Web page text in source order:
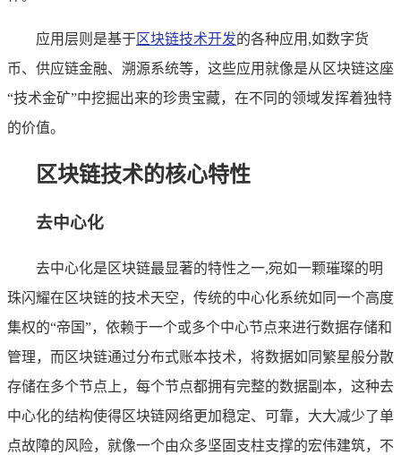
应用层则是基于区块链技术开发的各种应用,如数字货
币、供应链金融、溯源系统等，这些应用就像是从区块链这座
“技术金矿”中挖掘出来的珍贵宝藏，在不同的领域发挥着独特
的价值。
区块链技术的核心特性
去中心化
去中心化是区块链最显著的特性之一,宛如一颗璀璨的明
珠闪耀在区块链的技术天空，传统的中心化系统如同一个高度
集权的“帝国”，依赖于一个或多个中心节点来进行数据存储和
管理，而区块链通过分布式账本技术，将数据如同繁星般分散
存储在多个节点上，每个节点都拥有完整的数据副本，这种去
中心化的结构使得区块链网络更加稳定、可靠，大大减少了单
点故障的风险，就像一个由众多坚固支柱支撑的宏伟建筑，不